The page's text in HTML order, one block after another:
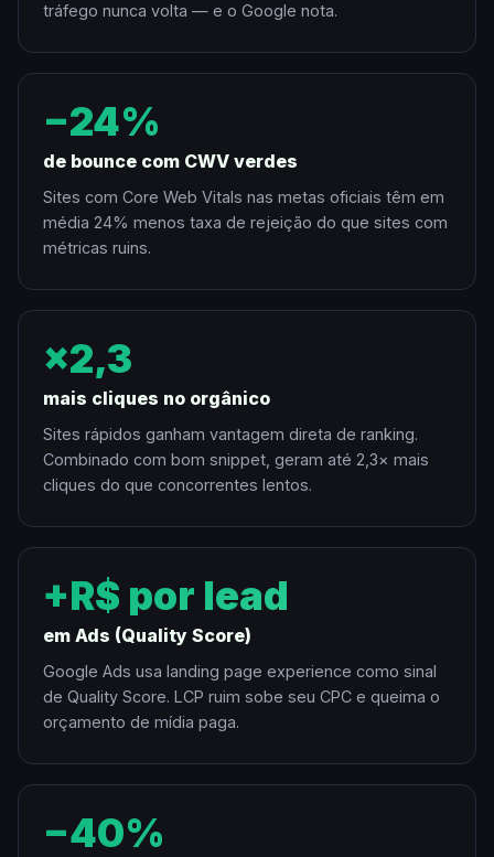
tráfego nunca volta — e o Google nota.
−24%
de bounce com CWV verdes
Sites com Core Web Vitals nas metas oficiais têm em
média 24% menos taxa de rejeição do que sites com
métricas ruins.
×2,3
mais cliques no orgânico
Sites rápidos ganham vantagem direta de ranking.
Combinado com bom snippet, geram até 2,3× mais
cliques do que concorrentes lentos.
+R$ por lead
em Ads (Quality Score)
Google Ads usa landing page experience como sinal
de Quality Score. LCP ruim sobe seu CPC e queima o
orçamento de mídia paga.
−40%